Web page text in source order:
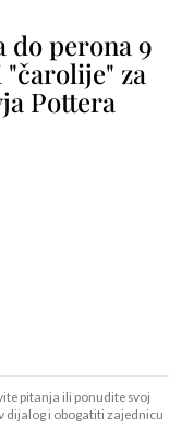
do perona 9
za
Pottera
pitanja ili ponudite svoj
dijalog i obogatiti zajednicu